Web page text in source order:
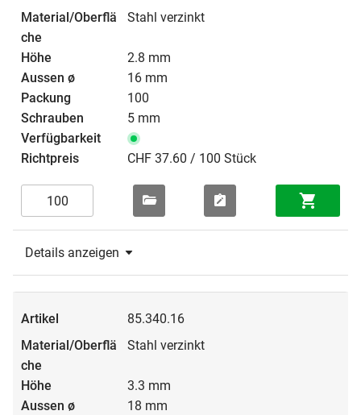
Stahl verzinkt
2.8 mm
16 mm
100
5 mm
CHF 37.60 / 100 Stück
Details anzeigen
85.340.16
Stahl verzinkt
3.3 mm
18 mm